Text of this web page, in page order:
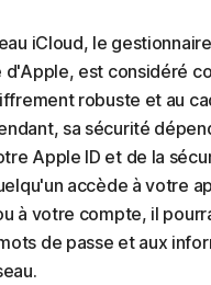
iCloud, le
d'Apple, est considéré
robuste et au
sa sécurité
Apple ID et de la
accède à votre
à votre compte, il
de passe et aux